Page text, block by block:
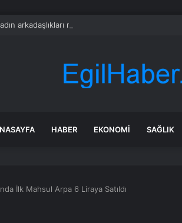
arkadaşlıkları ruh sağlığını güçlendiriyor
HABER EKONOMI SAĞLIK
İlk Mahsul Arpa 6 Liraya Satıldı